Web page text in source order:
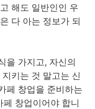
해도 일반인인 우
다 아는 정보가 되
을 가지고, 자신의
키는 것 말고는 신
페 창업을 준비하는
창업이어야 합니